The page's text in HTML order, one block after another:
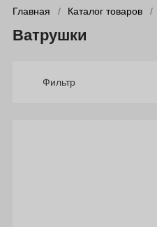
Главная Каталог товаров
Ватрушки
Фильтр